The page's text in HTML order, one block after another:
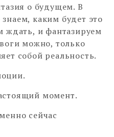
о будущем. В
каким будет это
ждать, и фантазируем
можно, только
собой реальность.
момент.
сейчас